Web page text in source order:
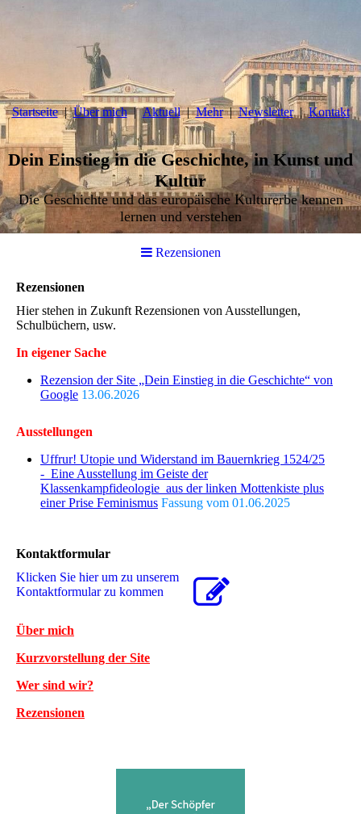
Startseite Über mich Aktuell Mehr Newsletter Kontakt
Dein Einstieg in die Geschichte, in Kunst und
Kultur
Die Geschichte und das europäische Kulturerbe kennen
lernen und verstehen
Rezensionen
Rezensionen
Hier stehen in Zukunft Rezensionen von Ausstellungen,
Schulbüchern, usw.
In eigener Sache
Rezension der Site „Dein Einstieg in die Geschichte“ von
Google 13.06.2026
Ausstellungen
Uffrur! Utopie und Widerstand im Bauernkrieg 1524/25
- Eine Ausstellung im Geiste der
Klassenkampfideologie aus der linken Mottenkiste plus
einer Prise Feminismus Fassung vom 01.06.2025
Kontaktformular
Klicken Sie hier um zu unserem
Kon­takt­for­mu­lar zu kommen
Über mich
Kurzvorstellung der Site
Wer sind wir?
Rezensionen